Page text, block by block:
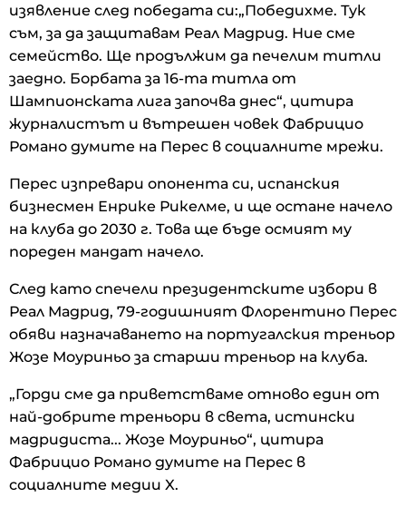
изявление след победата си:„Победихме. Тук
съм, за да защитавам Реал Мадрид. Ние сме
семейство. Ще продължим да печелим титли
заедно. Борбата за 16-та титла от
Шампионската лига започва днес“, цитира
журналистът и вътрешен човек Фабрицио
Романо думите на Перес в социалните мрежи.
Перес изпревари опонента си, испанския
бизнесмен Енрике Рикелме, и ще остане начело
на клуба до 2030 г. Това ще бъде осмият му
пореден мандат начело.
След като спечели президентските избори в
Реал Мадрид, 79-годишният Флорентино Перес
обяви назначаването на португалския треньор
Жозе Моуриньо за старши треньор на клуба.
„Горди сме да приветстваме отново един от
най-добрите треньори в света, истински
мадридиста... Жозе Моуриньо“, цитира
Фабрицио Романо думите на Перес в
социалните медии X.